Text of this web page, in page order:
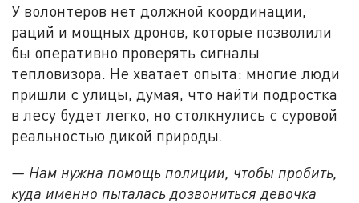
У волонтеров нет должной координации,
раций и мощных дронов, которые позволили
бы оперативно проверять сигналы
тепловизора. Не хватает опыта: многие люди
пришли с улицы, думая, что найти подростка
в лесу будет легко, но столкнулись с суровой
реальностью дикой природы.
— Нам нужна помощь полиции, чтобы пробить,
куда именно пыталась дозвониться девочка